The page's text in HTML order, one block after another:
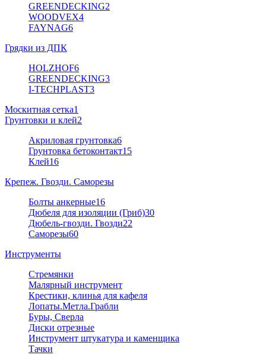
GREENDECKING2
WOODVEX4
FAYNAG6
Грядки из ДПК
HOLZHOF6
GREENDECKING3
I-TECHPLAST3
Москитная сетка1
Грунтовки и клей2
Акриловая грунтовка6
Грунтовка бетоконтакт15
Клей16
Крепеж. Гвозди. Саморезы
Болты анкерные16
Дюбеля для изоляции (Гриб)30
Дюбель-гвозди. Гвозди22
Саморезы60
Инструменты
Стремянки
Малярный инструмент
Крестики, клинья для кафеля
Лопаты.Метла.Грабли
Буры, Сверла
Диски отрезные
Инструмент штукатура и каменщика
Тачки